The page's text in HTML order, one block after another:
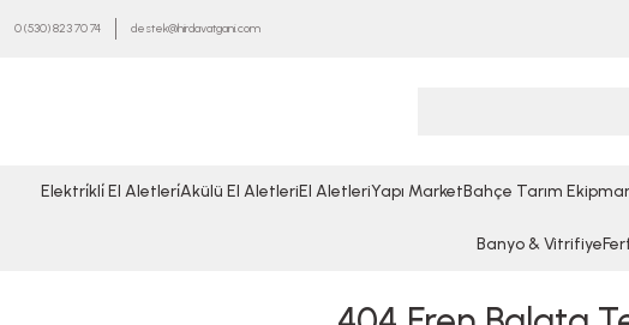
0 (530) 823 70 74 destek@hirdavatgani.com
Elektri̇kli̇ El Aletleri̇Akülü El AletleriEl AletleriYapı MarketBahçe Tarım
Banyo & Vitrifiye